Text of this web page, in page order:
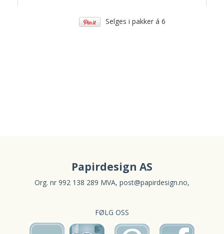
Selges i pakker á 6
Papirdesign AS
Org. nr 992 138 289 MVA, post@papirdesign.no,
FØLG OSS